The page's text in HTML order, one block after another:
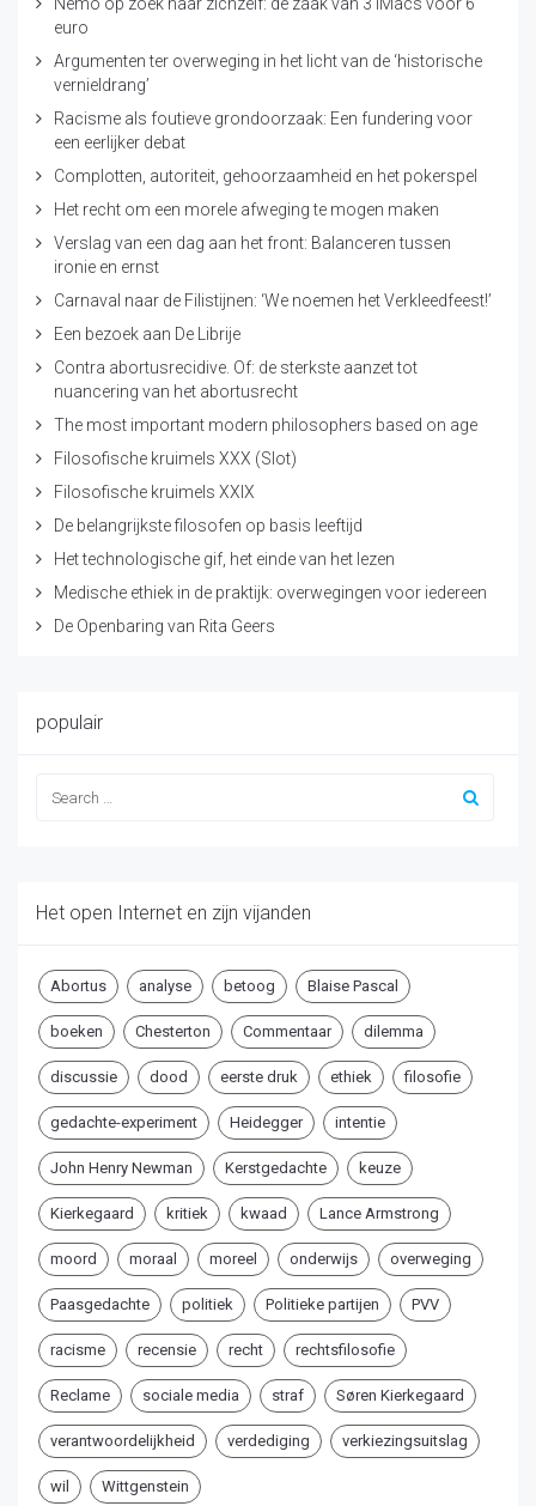
euro
Argumenten ter overweging in het licht van de ‘historische
vernieldrang’
Racisme als foutieve grondoorzaak: Een fundering voor
een eerlijker debat
Complotten, autoriteit, gehoorzaamheid en het pokerspel
Het recht om een morele afweging te mogen maken
Verslag van een dag aan het front: Balanceren tussen
ironie en ernst
Carnaval naar de Filistijnen: ‘We noemen het Verkleedfeest!’
Een bezoek aan De Librije
Contra abortusrecidive. Of: de sterkste aanzet tot
nuancering van het abortusrecht
The most important modern philosophers based on age
Filosofische kruimels XXX (Slot)
Filosofische kruimels XXIX
De belangrijkste filosofen op basis leeftijd
Het technologische gif, het einde van het lezen
Medische ethiek in de praktijk: overwegingen voor iedereen
De Openbaring van Rita Geers
populair
Het open Internet en zijn vijanden
Abortus analyse betoog Blaise Pascal
boeken Chesterton Commentaar dilemma
discussie dood eerste druk ethiek filosofie
gedachte-experiment Heidegger intentie
John Henry Newman Kerstgedachte keuze
Kierkegaard kritiek kwaad Lance Armstrong
moord moraal moreel onderwijs overweging
Paasgedachte politiek Politieke partijen PVV
racisme recensie recht rechtsfilosofie
Reclame sociale media straf Søren Kierkegaard
verantwoordelijkheid verdediging verkiezingsuitslag
wil Wittgenstein